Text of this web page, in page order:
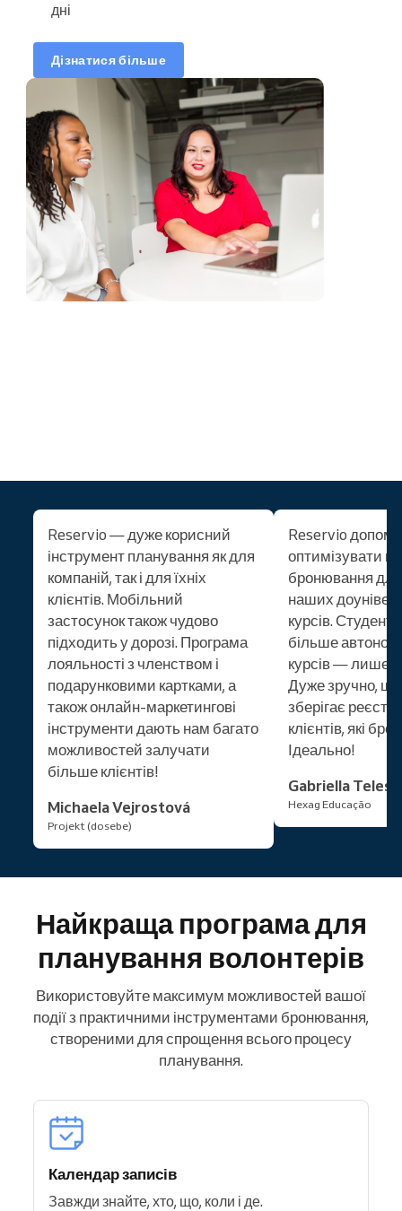
дні
Дізнатися більше
Reservio — дуже корисний
інструмент планування як для
компаній, так і для їхніх
клієнтів. Мобільний
застосунок також чудово
підходить у дорозі. Програма
лояльності з членством і
подарунковими картками, а
також онлайн-маркетингові
інструменти дають нам багато
можливостей залучати
більше клієнтів!
Michaela Vejrostová
Projekt (dosebe)
Reservio
оптимізувати
бронювання для
наших
курсів.
більше
курсів — лише
Дуже зручно,
зберігає
клієнтів, які
Ідеально!
Gabriella Teles
Hexag Educação
Найкраща програма для
планування волонтерів
Використовуйте максимум можливостей вашої
події з практичними інструментами бронювання,
створеними для спрощення всього процесу
планування.
Календар записів
Завжди знайте, хто, що, коли і де.